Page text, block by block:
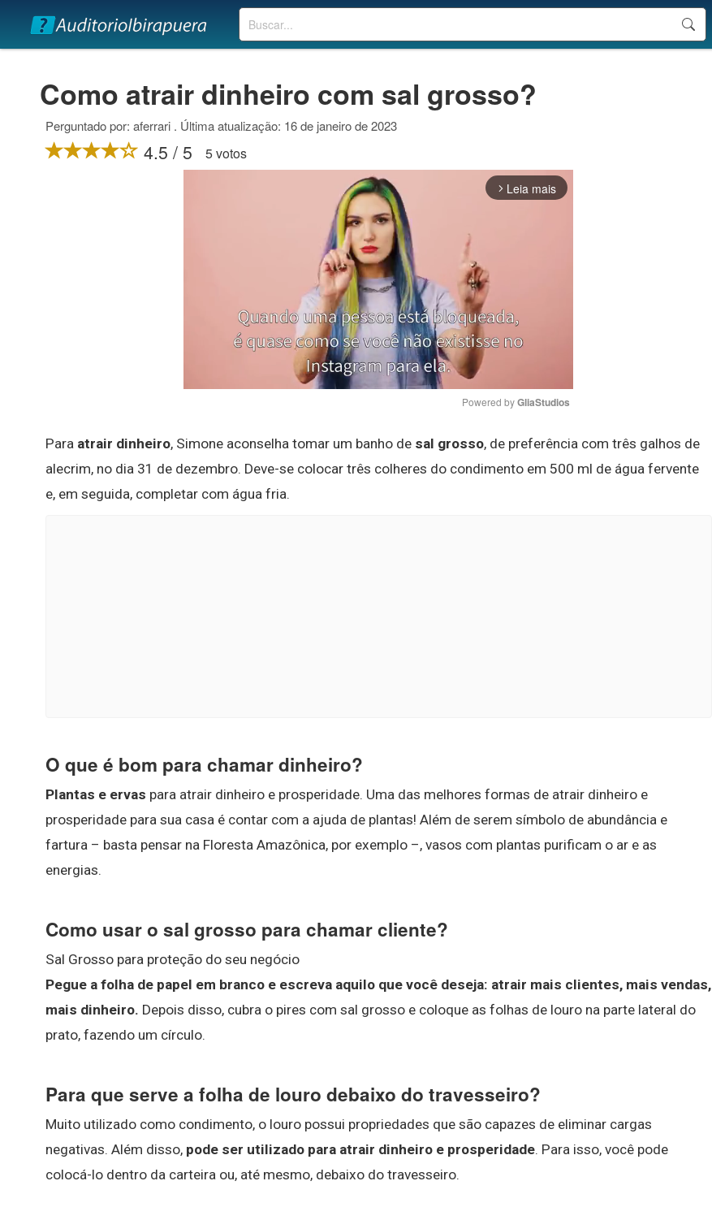
Buscar
Como atrair dinheiro com sal grosso?
Perguntado por: aferrari . Última atualização: 16 de janeiro de 2023
4.5 / 5 5 votos
arrow_forward_ios Leia mais
Mute
Powered by GliaStudios
Para atrair dinheiro, Simone aconselha tomar um banho de sal grosso, de preferência com três galhos de
alecrim, no dia 31 de dezembro. Deve-se colocar três colheres do condimento em 500 ml de água fervente
e, em seguida, completar com água fria.
O que é bom para chamar dinheiro?
Plantas e ervas para atrair dinheiro e prosperidade. Uma das melhores formas de atrair dinheiro e
prosperidade para sua casa é contar com a ajuda de plantas! Além de serem símbolo de abundância e
fartura – basta pensar na Floresta Amazônica, por exemplo –, vasos com plantas purificam o ar e as
energias.
Como usar o sal grosso para chamar cliente?
Sal Grosso para proteção do seu negócio
Pegue a folha de papel em branco e escreva aquilo que você deseja: atrair mais clientes, mais vendas,
mais dinheiro. Depois disso, cubra o pires com sal grosso e coloque as folhas de louro na parte lateral do
prato, fazendo um círculo.
Para que serve a folha de louro debaixo do travesseiro?
Muito utilizado como condimento, o louro possui propriedades que são capazes de eliminar cargas
negativas. Além disso, pode ser utilizado para atrair dinheiro e prosperidade. Para isso, você pode
colocá-lo dentro da carteira ou, até mesmo, debaixo do travesseiro.